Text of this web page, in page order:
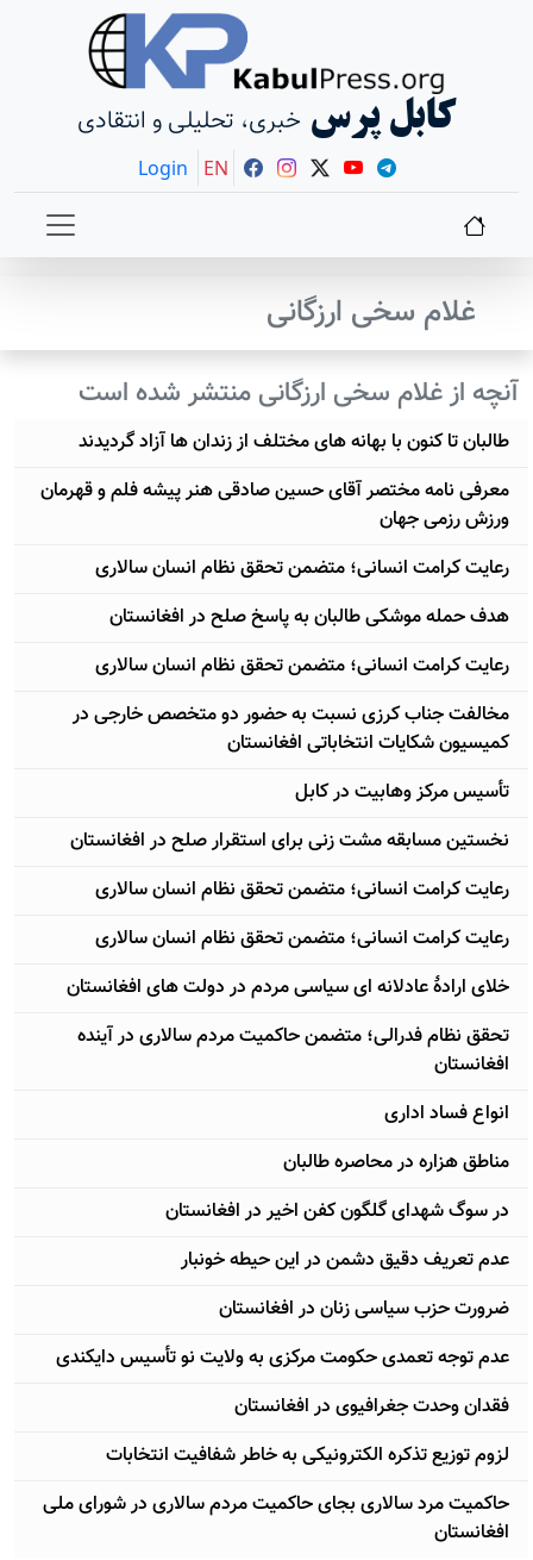
کابل پرس خبری، تحلیلی و انتقادی
Login EN
غلام سخی ارزگانی
آنچه از غلام سخی ارزگانی منتشر شده است
طالبان تا کنون با بهانه های مختلف از زندان ها آزاد گردیدند
معرفی نامه مختصر آقای حسین صادقی هنر پیشه فلم و قهرمان
ورزش رزمی جهان
رعایت کرامت انسانی؛ متضمن تحقق نظام انسان سالاری
هدف حمله موشکی طالبان به پاسخ صلح در افغانستان
رعایت کرامت انسانی؛ متضمن تحقق نظام انسان سالاری
مخالفت جناب کرزی نسبت به حضور دو متخصص خارجی در
کمیسیون شکایات انتخاباتی افغانستان
تأسیس مرکز وهابیت در کابل
نخستین مسابقه مشت زنی برای استقرار صلح در افغانستان
رعایت کرامت انسانی؛ متضمن تحقق نظام انسان سالاری
رعایت کرامت انسانی؛ متضمن تحقق نظام انسان سالاری
خلای ارادۀ عادلانه ای سیاسی مردم در دولت های افغانستان
تحقق نظام فدرالی؛ متضمن حاکمیت مردم سالاری در آینده
افغانستان
انواع فساد اداری
مناطق هزاره در محاصره طالبان
در سوگ شهدای گلگون کفن اخیر در افغانستان
عدم تعریف دقیق دشمن در این حیطه خونبار
ضرورت حزب سیاسی زنان در افغانستان
عدم توجه تعمدی حکومت مرکزی به ولایت نو تأسیس دایکندی
فقدان وحدت جغرافیوی در افغانستان
لزوم توزیع تذکره الکترونیکی به خاطر شفافیت انتخابات
حاکمیت مرد سالاری بجای حاکمیت مردم سالاری در شورای ملی
افغانستان